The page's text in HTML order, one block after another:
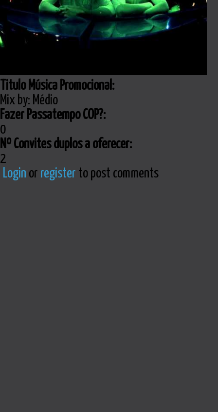
Titulo Música Promocional:
Mix by: Médio
Fazer Passatempo COP?:
0
Nº Convites duplos a oferecer:
2
Login or register to post comments